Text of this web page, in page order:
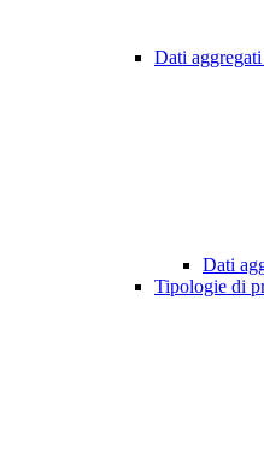
Dati
Dati
Tipologie di